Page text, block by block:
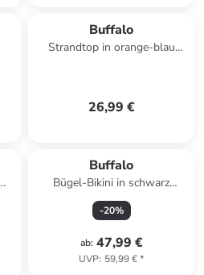
Buffalo
Strandtop in orange-blau
26,99 €
Buffalo
Bügel-Bikini in schwarz
bedruckt
-20%
ab: 47,99 €
UVP: 59,99 €*